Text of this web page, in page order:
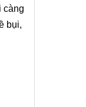
càng
bụi,